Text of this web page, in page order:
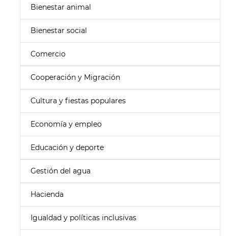
Bienestar animal
Bienestar social
Comercio
Cooperación y Migración
Cultura y fiestas populares
Economía y empleo
Educación y deporte
Gestión del agua
Hacienda
Igualdad y políticas inclusivas